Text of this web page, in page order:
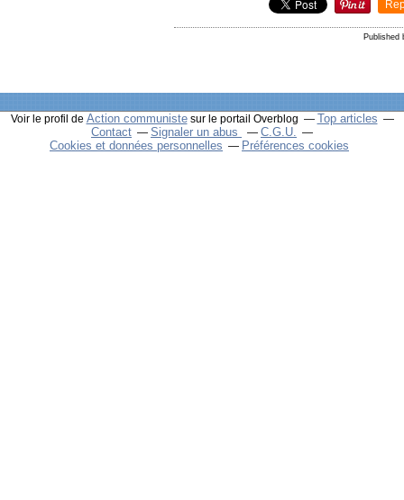
Published
Voir le profil de Action communistesur le portail Overblog
Top articles
Contact
Signaler un abus
C.G.U.
Cookies et données personnelles
Préférences cookies